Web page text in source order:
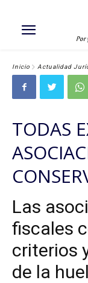
Por
Inicio Actualidad
TODAS
Las
fiscales
criterios
de la